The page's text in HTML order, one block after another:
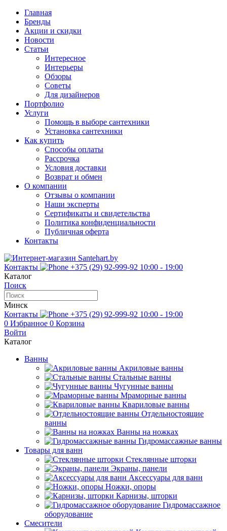
Главная
Бренды
Акции и скидки
Новости
Статьи
Интересное
Интерьеры
Обзоры
Советы
Для дизайнеров
Портфолио
Услуги
Помощь в выборе сантехники
Установка сантехники
Как купить
Способы оплаты
Рассрочка
Условия доставки
Возврат и обмен
О компании
Отзывы о компании
Наши эксперты
Сертификаты и свидетельства
Политика конфиденциальности
Публичная оферта
Контакты
Контакты +375 (29) 92-999-92 10:00 - 19:00
Каталог
Поиск
Минск
Контакты
+375 (29) 92-999-92 10:00 - 19:00
0 Избранное 0 Корзина
Войти
Каталог
Ванны
Акриловые ванны
Стальные ванны
Чугунные ванны
Мраморные ванны
Квариловые ванны
Отдельностоящие
ванны
Ванны на ножках
Гидромассажные ванны
Товары для ванн
Стеклянные шторки
Экраны, панели
Аксессуары для ванн
Ножки, опоры
Карнизы, шторки
Гидромассажное
оборудование
Смесители